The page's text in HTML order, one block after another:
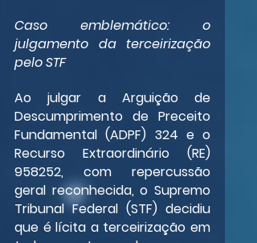
Caso emblemático: o
julgamento da terceirização
pelo STF
Ao julgar a Arguição de
Descumprimento de Preceito
Fundamental (ADPF) 324 e o
Recurso Extraordinário (RE)
958252, com repercussão
geral reconhecida, o Supremo
Tribunal Federal (STF) decidiu
que é lícita a terceirização em